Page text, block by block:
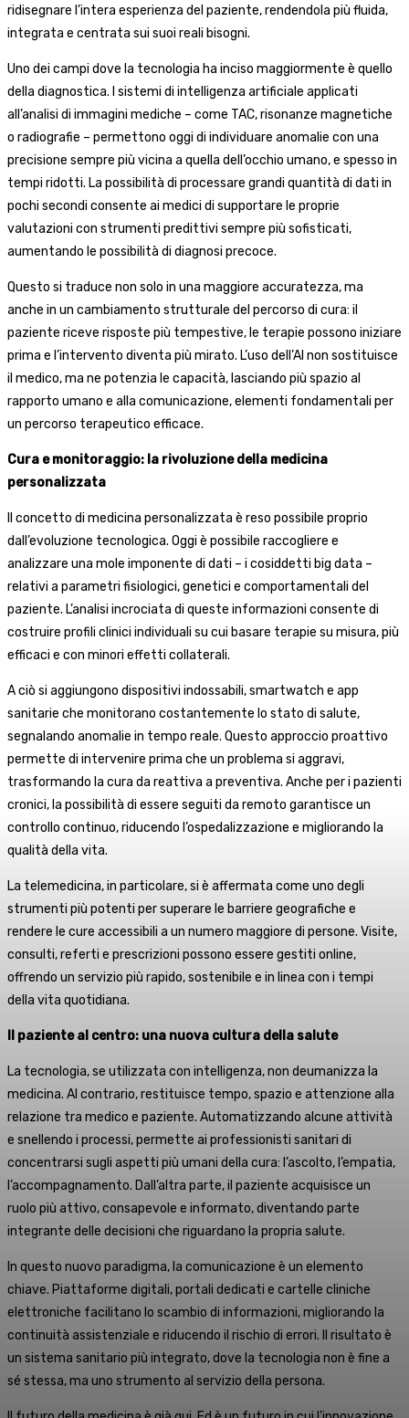
ridisegnare l’intera esperienza del paziente, rendendola più fluida,
integrata e centrata sui suoi reali bisogni.
Uno dei campi dove la tecnologia ha inciso maggiormente è quello
della diagnostica. I sistemi di intelligenza artificiale applicati
all’analisi di immagini mediche – come TAC, risonanze magnetiche
o radiografie – permettono oggi di individuare anomalie con una
precisione sempre più vicina a quella dell’occhio umano, e spesso in
tempi ridotti. La possibilità di processare grandi quantità di dati in
pochi secondi consente ai medici di supportare le proprie
valutazioni con strumenti predittivi sempre più sofisticati,
aumentando le possibilità di diagnosi precoce.
Questo si traduce non solo in una maggiore accuratezza, ma
anche in un cambiamento strutturale del percorso di cura: il
paziente riceve risposte più tempestive, le terapie possono iniziare
prima e l’intervento diventa più mirato. L’uso dell’AI non sostituisce
il medico, ma ne potenzia le capacità, lasciando più spazio al
rapporto umano e alla comunicazione, elementi fondamentali per
un percorso terapeutico efficace.
Cura e monitoraggio: la rivoluzione della medicina
personalizzata
Il concetto di medicina personalizzata è reso possibile proprio
dall’evoluzione tecnologica. Oggi è possibile raccogliere e
analizzare una mole imponente di dati – i cosiddetti big data –
relativi a parametri fisiologici, genetici e comportamentali del
paziente. L’analisi incrociata di queste informazioni consente di
costruire profili clinici individuali su cui basare terapie su misura, più
efficaci e con minori effetti collaterali.
A ciò si aggiungono dispositivi indossabili, smartwatch e app
sanitarie che monitorano costantemente lo stato di salute,
segnalando anomalie in tempo reale. Questo approccio proattivo
permette di intervenire prima che un problema si aggravi,
trasformando la cura da reattiva a preventiva. Anche per i pazienti
cronici, la possibilità di essere seguiti da remoto garantisce un
controllo continuo, riducendo l’ospedalizzazione e migliorando la
qualità della vita.
La telemedicina, in particolare, si è affermata come uno degli
strumenti più potenti per superare le barriere geografiche e
rendere le cure accessibili a un numero maggiore di persone. Visite,
consulti, referti e prescrizioni possono essere gestiti online,
offrendo un servizio più rapido, sostenibile e in linea con i tempi
della vita quotidiana.
Il paziente al centro: una nuova cultura della salute
La tecnologia, se utilizzata con intelligenza, non deumanizza la
medicina. Al contrario, restituisce tempo, spazio e attenzione alla
relazione tra medico e paziente. Automatizzando alcune attività
e snellendo i processi, permette ai professionisti sanitari di
concentrarsi sugli aspetti più umani della cura: l’ascolto, l’empatia,
l’accompagnamento. Dall’altra parte, il paziente acquisisce un
ruolo più attivo, consapevole e informato, diventando parte
integrante delle decisioni che riguardano la propria salute.
In questo nuovo paradigma, la comunicazione è un elemento
chiave. Piattaforme digitali, portali dedicati e cartelle cliniche
elettroniche facilitano lo scambio di informazioni, migliorando la
continuità assistenziale e riducendo il rischio di errori. Il risultato è
un sistema sanitario più integrato, dove la tecnologia non è fine a
sé stessa, ma uno strumento al servizio della persona.